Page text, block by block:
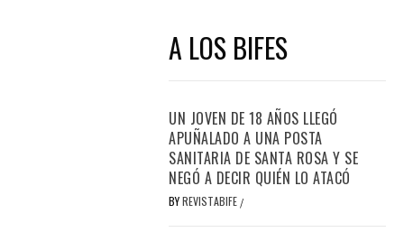
A LOS BIFES
UN JOVEN DE 18 AÑOS LLEGÓ
APUÑALADO A UNA POSTA
SANITARIA DE SANTA ROSA Y SE
NEGÓ A DECIR QUIÉN LO ATACÓ
BYREVISTABIFE /